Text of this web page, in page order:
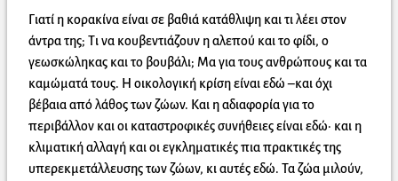
Γιατί η κορακίνα είναι σε βαθιά κατάθλιψη και τι λέει στον
άντρα της; Τι να κουβεντιάζουν η αλεπού και το φίδι, ο
γεωσκώληκας και το βουβάλι; Μα για τους ανθρώπους και τα
καμώματά τους. Η οικολογική κρίση είναι εδώ –και όχι
βέβαια από λάθος των ζώων. Και η αδιαφορία για το
περιβάλλον και οι καταστροφικές συνήθειες είναι εδώ· και η
κλιματική αλλαγή και οι εγκληματικές πια πρακτικές της
υπερεκμετάλλευσης των ζώων, κι αυτές εδώ. Τα ζώα μιλούν,